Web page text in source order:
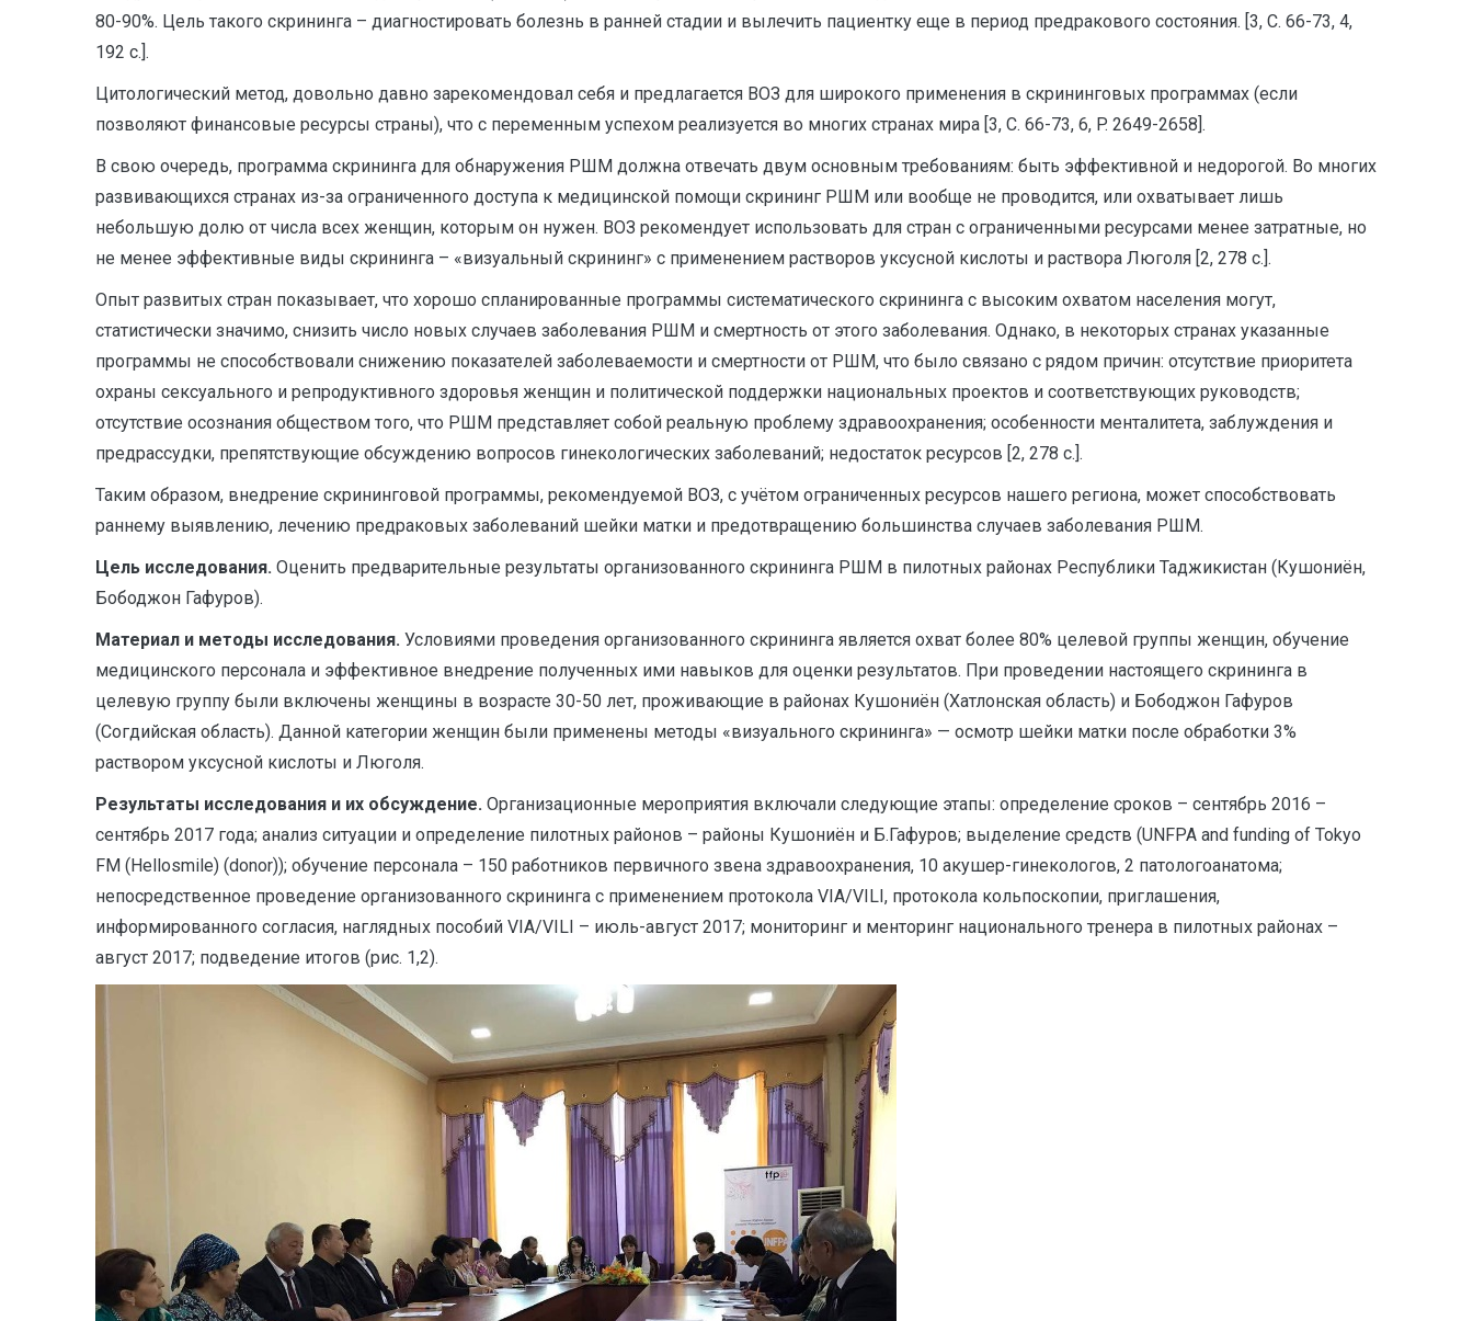
80-90%. Цель такого скрининга – диагностировать болезнь в ранней стадии и вылечить пациентку еще в период предракового состояния. [3, С. 66-73, 4,
192 с.].
Цитологический метод, довольно давно зарекомендовал себя и предлагается ВОЗ для широкого применения в скрининговых программах (если
позволяют финансовые ресурсы страны), что с переменным успехом реализуется во многих странах мира [3, С. 66-73, 6, P. 2649-2658].
В свою очередь, программа скрининга для обнаружения РШМ должна отвечать двум основным требованиям: быть эффективной и недорогой. Во многих
развивающихся странах из-за ограниченного доступа к медицинской помощи скрининг РШМ или вообще не проводится, или охватывает лишь
небольшую долю от числа всех женщин, которым он нужен. ВОЗ рекомендует использовать для стран с ограниченными ресурсами менее затратные, но
не менее эффективные виды скрининга – «визуальный скрининг» с применением растворов уксусной кислоты и раствора Люголя [2, 278 с.].
Опыт развитых стран показывает, что хорошо спланированные программы систематического скрининга с высоким охватом населения могут,
статистически значимо, снизить число новых случаев заболевания РШМ и смертность от этого заболевания. Однако, в некоторых странах указанные
программы не способствовали снижению показателей заболеваемости и смертности от РШМ, что было связано с рядом причин: отсутствие приоритета
охраны сексуального и репродуктивного здоровья женщин и политической поддержки национальных проектов и соответствующих руководств;
отсутствие осознания обществом того, что РШМ представляет собой реальную проблему здравоохранения; особенности менталитета, заблуждения и
предрассудки, препятствующие обсуждению вопросов гинекологических заболеваний; недостаток ресурсов [2, 278 с.].
Таким образом, внедрение скрининговой программы, рекомендуемой ВОЗ, с учётом ограниченных ресурсов нашего региона, может способствовать
раннему выявлению, лечению предраковых заболеваний шейки матки и предотвращению большинства случаев заболевания РШМ.
Цель исследования. Оценить предварительные результаты организованного скрининга РШМ в пилотных районах Республики Таджикистан (Кушониён,
Бободжон Гафуров).
Материал и методы исследования. Условиями проведения организованного скрининга является охват более 80% целевой группы женщин, обучение
медицинского персонала и эффективное внедрение полученных ими навыков для оценки результатов. При проведении настоящего скрининга в
целевую группу были включены женщины в возрасте 30-50 лет, проживающие в районах Кушониён (Хатлонская область) и Бободжон Гафуров
(Согдийская область). Данной категории женщин были применены методы «визуального скрининга» — осмотр шейки матки после обработки 3%
раствором уксусной кислоты и Люголя.
Результаты исследования и их обсуждение. Организационные мероприятия включали следующие этапы: определение сроков – сентябрь 2016 –
сентябрь 2017 года; анализ ситуации и определение пилотных районов – районы Кушониён и Б.Гафуров; выделение средств (UNFPA and funding of Tokyo
FM (Hellosmile) (donor)); обучение персонала – 150 работников первичного звена здравоохранения, 10 акушер-гинекологов, 2 патологоанатома;
непосредственное проведение организованного скрининга с применением протокола VIA/VILI, протокола кольпоскопии, приглашения,
информированного согласия, наглядных пособий VIA/VILI – июль-август 2017; мониторинг и менторинг национального тренера в пилотных районах –
август 2017; подведение итогов (рис. 1,2).